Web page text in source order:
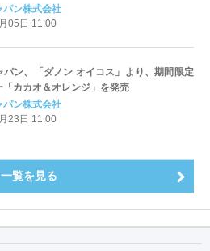
パン株式会社
05日 11:00
パン、「ダノン オイコス」より、期間限定
「カカオ＆オレンジ」を発売
パン株式会社
23日 11:00
一覧を見る